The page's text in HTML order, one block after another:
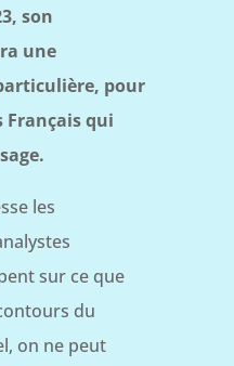
son
une
pour
Français qui
les
sur ce que
du
on ne peut